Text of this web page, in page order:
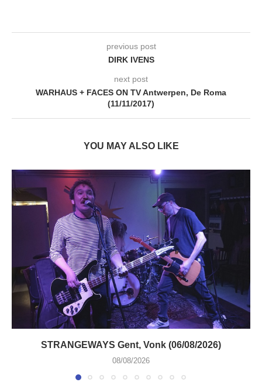
previous post
DIRK IVENS
next post
WARHAUS + FACES ON TV Antwerpen, De Roma
(11/11/2017)
YOU MAY ALSO LIKE
STRANGEWAYS Gent, Vonk (06/08/2026)
08/08/2026